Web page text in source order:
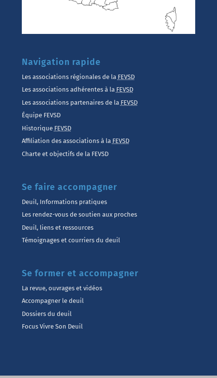
Navigation rapide
Les associations régionales de la FEVSD
Les associations adhérentes à la FEVSD
Les associations partenaires de la FEVSD
Équipe FEVSD
Historique FEVSD
Affiliation des associations à la FEVSD
Charte et objectifs de la FEVSD
Se faire accompagner
Deuil, Informations pratiques
Les rendez-vous de soutien aux proches
Deuil, liens et ressources
Témoignages et courriers du deuil
Se former et accompagner
La revue, ouvrages et vidéos
Accompagner le deuil
Dossiers du deuil
Focus Vivre Son Deuil